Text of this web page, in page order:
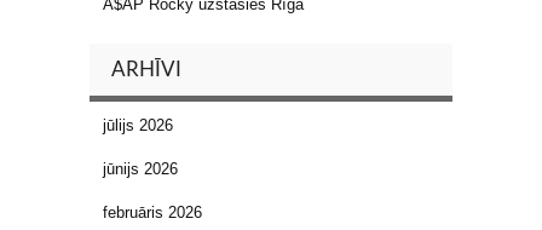
A$AP Rocky uzstāsies Rīgā
ARHĪVI
jūlijs 2026
jūnijs 2026
februāris 2026